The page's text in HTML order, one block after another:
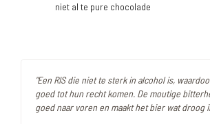
niet al te pure chocolade
"Een RIS die niet te sterk in alcohol is,
goed tot hun recht komen. De moutige
goed naar voren en maakt het bier wat droog